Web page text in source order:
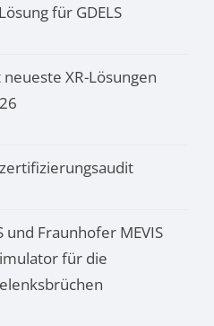
für GDELS
XR-Lösungen
und Fraunhofer MEVIS
für die